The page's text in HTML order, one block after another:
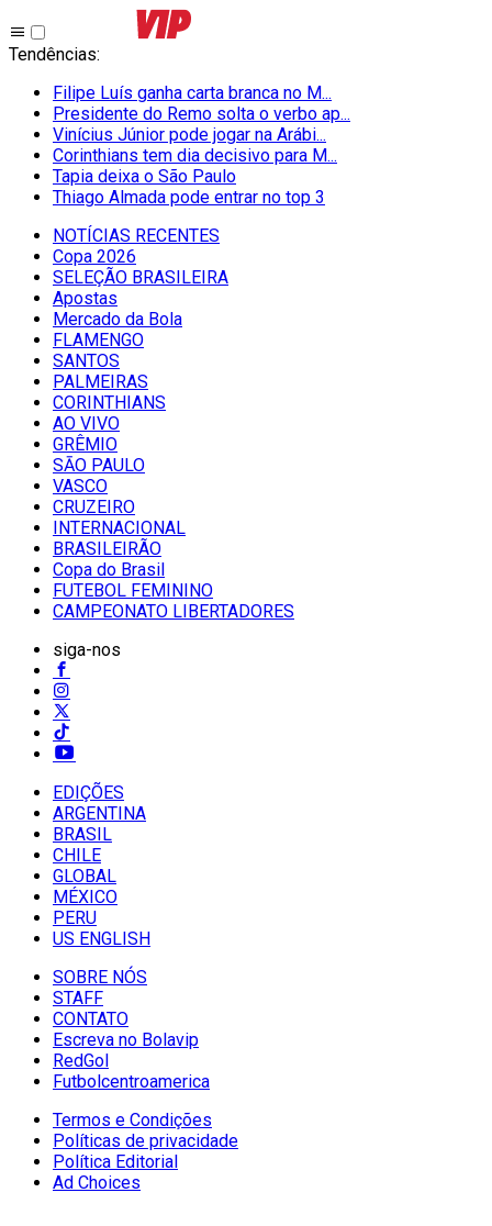
Tendências:
Filipe Luís ganha carta branca no M...
Presidente do Remo solta o verbo ap...
Vinícius Júnior pode jogar na Arábi...
Corinthians tem dia decisivo para M...
Tapia deixa o São Paulo
Thiago Almada pode entrar no top 3
NOTÍCIAS RECENTES
Copa 2026
SELEÇÃO BRASILEIRA
Apostas
Mercado da Bola
FLAMENGO
SANTOS
PALMEIRAS
CORINTHIANS
AO VIVO
GRÊMIO
SĀO PAULO
VASCO
CRUZEIRO
INTERNACIONAL
BRASILEIRÃO
Copa do Brasil
FUTEBOL FEMININO
CAMPEONATO LIBERTADORES
siga-nos
EDIÇÕES
ARGENTINA
BRASIL
CHILE
GLOBAL
MÉXICO
PERU
US ENGLISH
SOBRE NÓS
STAFF
CONTATO
Escreva no Bolavip
RedGol
Futbolcentroamerica
Termos e Condições
Políticas de privacidade
Política Editorial
Ad Choices